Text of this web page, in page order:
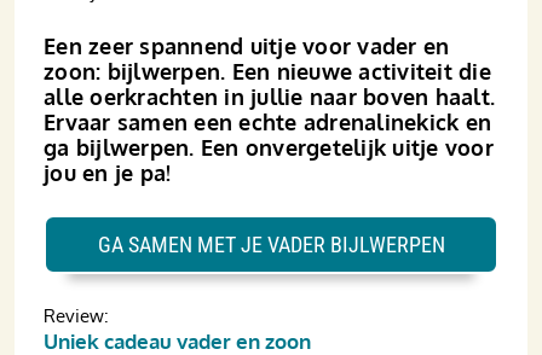
Een zeer spannend uitje voor vader en
zoon: bijlwerpen. Een nieuwe activiteit die
alle oerkrachten in jullie naar boven haalt.
Ervaar samen een echte adrenalinekick en
ga bijlwerpen. Een onvergetelijk uitje voor
jou en je pa!
Review:
Uniek cadeau vader en zoon
GA SAMEN MET JE VADER BIJLWERPEN